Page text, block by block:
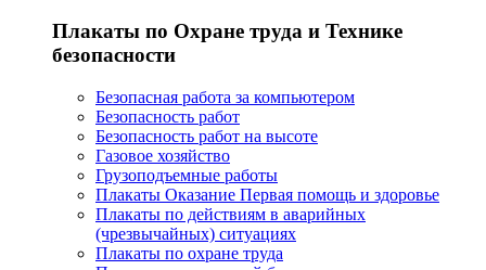
Плакаты по Охране труда и Технике
безопасности
Безопасная работа за компьютером
Безопасность работ
Безопасность работ на высоте
Газовое хозяйство
Грузоподъемные работы
Плакаты Оказание Первая помощь и здоровье
Плакаты по действиям в аварийных
(чрезвычайных) ситуациях
Плакаты по охране труда